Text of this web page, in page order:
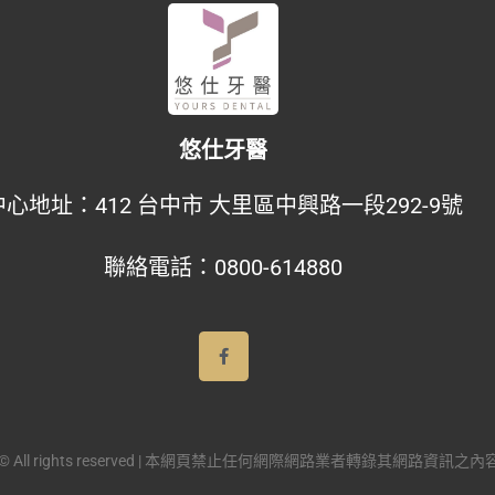
悠仕牙醫
地址： 412 台中市 大里區中興路一段292-9號
聯絡電話： 0800-614880
All rights reserved | 本網頁禁止任何網際網路業者轉錄其網路資訊之內